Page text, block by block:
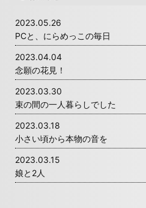
2023.05.26
PCと、にらめっこの毎日
2023.04.04
念願の花見！
2023.03.30
束の間の一人暮らしでした
2023.03.18
小さい頃から本物の音を
2023.03.15
娘と2人